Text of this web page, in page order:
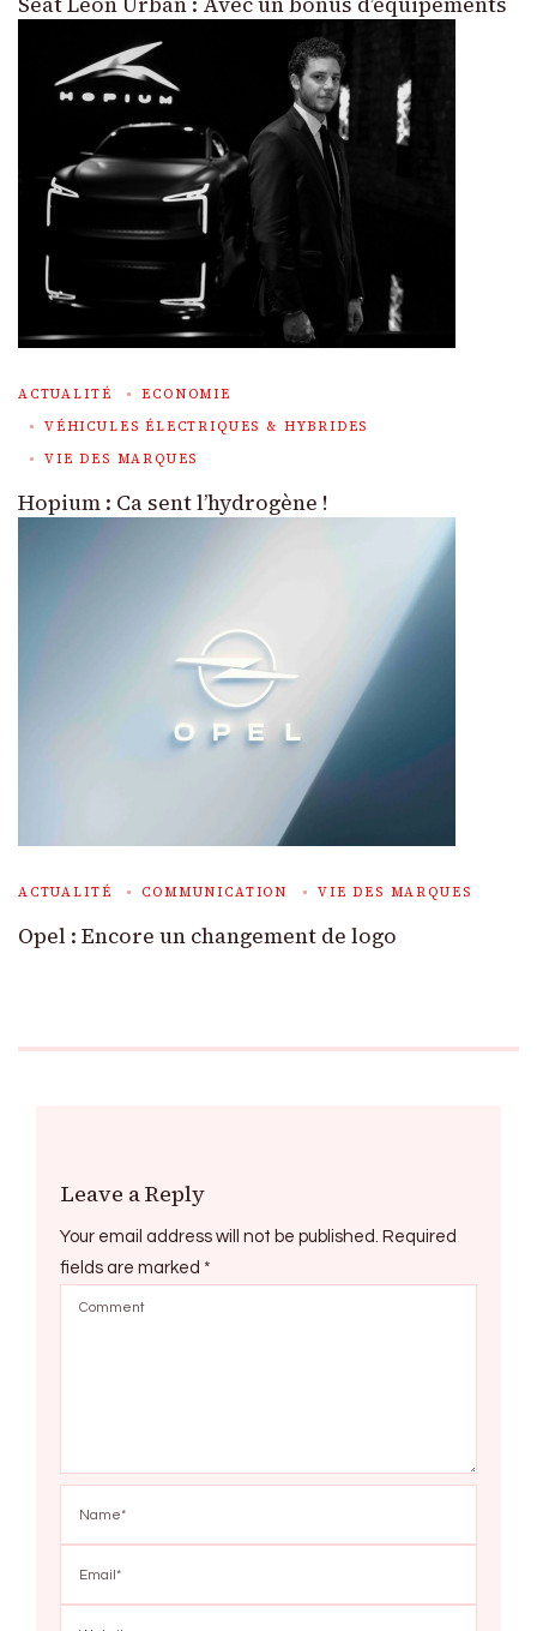
ACTUALITÉ
ECONOMIE
VÉHICULES ÉLECTRIQUES & HYBRIDES
VIE DES MARQUES
Hopium : Ca sent l’hydrogène !
ACTUALITÉ COMMUNICATION VIE DES MARQUES
Opel : Encore un changement de logo
Leave a Reply
Your email address will not be published. Required
fields are marked *